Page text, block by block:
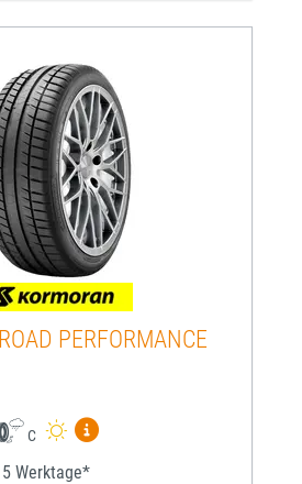
PERFORMANCE
C
Mehr Informationen zum
Werktage*